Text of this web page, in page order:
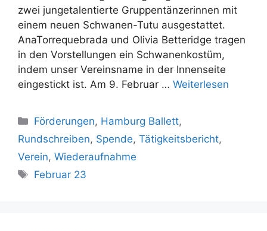
zwei jungetalentierte Gruppentänzerinnen mit
einem neuen Schwanen-Tutu ausgestattet.
AnaTorrequebrada und Olivia Betteridge tragen
in den Vorstellungen ein Schwanenkostüm,
indem unser Vereinsname in der Innenseite
eingestickt ist. Am 9. Februar … Weiterlesen
Kategorien
Förderungen, Hamburg Ballett,
Rundschreiben, Spende, Tätigkeitsbericht,
Verein, Wiederaufnahme
Schlagwörter
Februar 23